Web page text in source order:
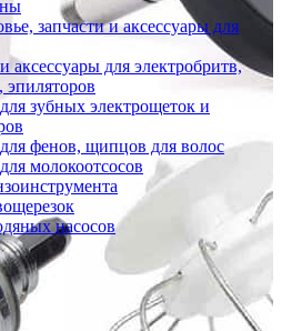
запчасти и аксессуары для
аксессуары для электробритв,
эпиляторов
зубных электрощеток и
фенов, щипцов для волос
молокоотсосов
насосов